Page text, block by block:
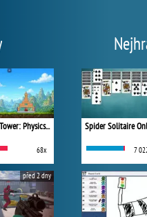
One Shot Tower: Physics Destroyer
68x
před 2 dny
Spider Solitaire
7